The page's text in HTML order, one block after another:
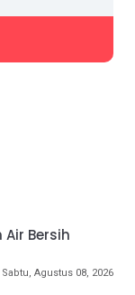
Bersih
Sabtu, Agustus 08, 2026